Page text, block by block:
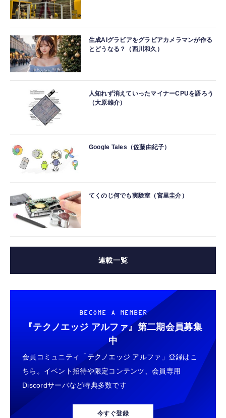
生成AIグラビアをグラビアカメラマンが作る
とどうなる？（西川和久）
人知れず消えていったマイナーCPUを語ろう
（大原雄介）
Google Tales（佐藤由紀子）
てくのじ何でも実験室（宮里圭介）
連載一覧
BECOME A MEMBER
『テクノエッジ アルファ』 第二期会員募集
中
会員コミュニティ「テクノエッジ アルファ」登録はこ
ちら。イベント招待や限定コンテンツ、会員専用
Discordサーバなど特典多数です
今すぐ登録